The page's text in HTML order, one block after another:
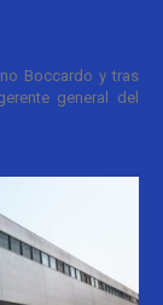
Boccardo y tras
general del